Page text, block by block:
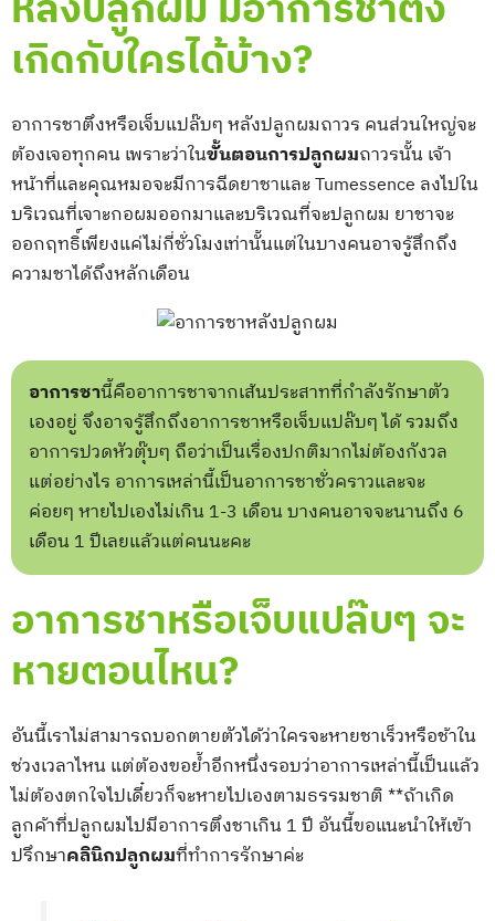
เกิดกับใครได้บ้าง?
อาการชาตึงหรือเจ็บแปล๊บๆ หลังปลูกผมถาวร คนส่วนใหญ่จะ
ต้องเจอทุกคน เพราะว่าในขั้นตอนการปลูกผมถาวรนั้น เจ้า
หน้าที่และคุณหมอจะมีการฉีดยาชาและ Tumessence ลงไปใน
บริเวณที่เจาะกอผมออกมาและบริเวณที่จะปลูกผม ยาชาจะ
ออกฤทธิ์เพียงแค่ไม่กี่ชั่วโมงเท่านั้นแต่ในบางคนอาจรู้สึกถึง
ความชาได้ถึงหลักเดือน
อาการชานี้คืออาการชาจากเส้นประสาทที่กำลังรักษาตัว
เองอยู่ จึงอาจรู้สึกถึงอาการชาหรือเจ็บแปล๊บๆ ได้ รวมถึง
อาการปวดหัวตุ๊บๆ ถือว่าเป็นเรื่องปกติมากไม่ต้องกังวล
แต่อย่างไร อาการเหล่านี้เป็นอาการชาชั่วคราวและจะ
ค่อยๆ หายไปเองไม่เกิน 1-3 เดือน บางคนอาจจะนานถึง 6
เดือน 1 ปีเลยแล้วแต่คนนะคะ
อาการชาหรือเจ็บแปล๊บๆ จะ
หายตอนไหน?
อันนี้เราไม่สามารถบอกตายตัวได้ว่าใครจะหายชาเร็วหรือช้าใน
ช่วงเวลาไหน แต่ต้องขอย้ำอีกหนึ่งรอบว่าอาการเหล่านี้เป็นแล้ว
ไม่ต้องตกใจไปเดี๋ยวก็จะหายไปเองตามธรรมชาติ **ถ้าเกิด
ลูกค้าที่ปลูกผมไปมีอาการตึงชาเกิน 1 ปี อันนี้ขอแนะนำให้เข้า
ปรึกษาคลินิกปลูกผมที่ทำการรักษาค่ะ